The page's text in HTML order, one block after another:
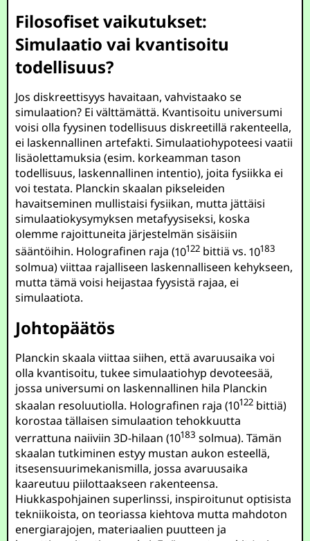
Filosofiset vaikutukset:
Simulaatio vai kvantisoitu
todellisuus?
Jos diskreettisyys havaitaan, vahvistaako se
simulaation? Ei välttämättä. Kvantisoitu universumi
voisi olla fyysinen todellisuus diskreetillä rakenteella,
ei laskennallinen artefakti. Simulaatiohypoteesi vaatii
lisäolettamuksia (esim. korkeamman tason
todellisuus, laskennallinen intentio), joita fysiikka ei
voi testata. Planckin skaalan pikseleiden
havaitseminen mullistaisi fysiikan, mutta jättäisi
simulaatiokysymyksen metafyysiseksi, koska
olemme rajoittuneita järjestelmän sisäisiin
sääntöihin. Holografinen raja (10122 bittiä vs.10183
solmua) viittaa rajalliseen laskennalliseen kehykseen,
mutta tämä voisi heijastaa fyysistä rajaa, ei
simulaatiota.
Johtopäätös
Planckin skaala viittaa siihen, että avaruusaika voi
olla kvantisoitu, tukee simulaatiohyp devoteesää,
jossa universumi on laskennallinen hila Planckin
skaalan resoluutiolla. Holografinen raja (10122 bittiä)
korostaa tällaisen simulaation tehokkuutta
verrattuna naiiviin 3D-hilaan (10183 solmua). Tämän
skaalan tutkiminen estyy mustan aukon esteellä,
itsesensuurimekanismilla, jossa avaruusaika
kaareutuu piilottaakseen rakenteensa.
Hiukkaspohjainen superlinssi, inspiroitunut optisista
tekniikoista, on teoriassa kiehtova mutta mahdoton
energiarajojen, materiaalien puutteen ja